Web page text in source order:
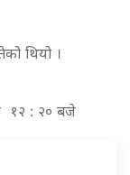
थियो ।
१२ : २० बजे